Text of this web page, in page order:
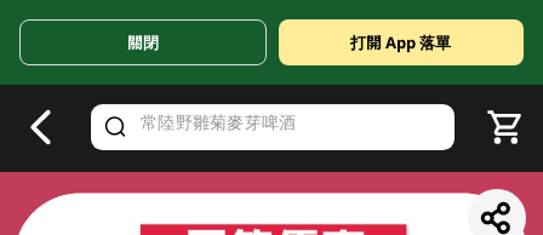
Valid Until 30 June 2026
關閉 打開 App 落單